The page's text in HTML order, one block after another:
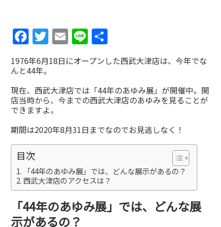
Facebook
Twitter
Email
Line
有
1976年6月18日にオープンした西武大津店は、今年でな
んと44年。
現在、西武大津店では「44年のあゆみ展」が開催中。開
店当時から、今までの西武大津店のあゆみを見ることが
できますよ。
期間は2020年8月31日までなのでお見逃しなく！
目次
「44年のあゆみ展」では、どんな展示があるの？
西武大津店のアクセスは？
「44年のあゆみ展」では、どんな展
示があるの？